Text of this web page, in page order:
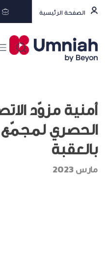
الصفحة الرئيسية
أمنية مزوّد
الحصري لمجمّع
بالعقبة
مارس 2023